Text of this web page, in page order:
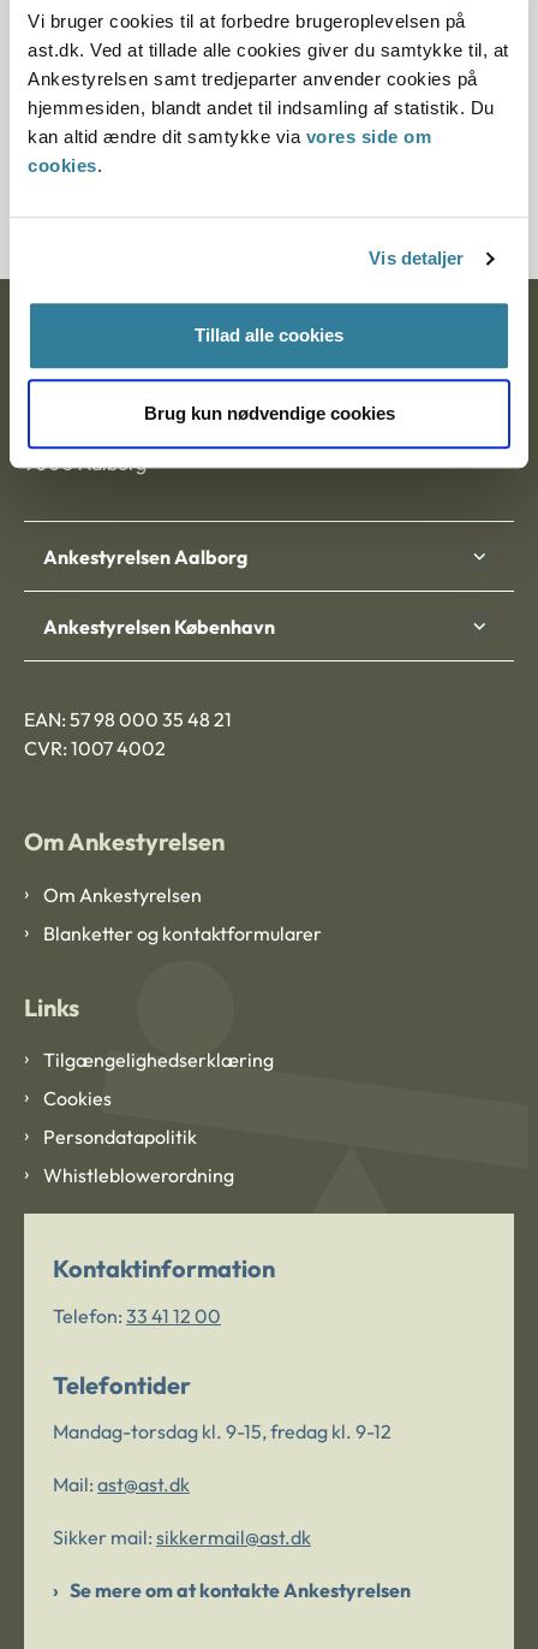
Vi bruger cookies til at forbedre brugeroplevelsen på
ast.dk. Ved at tillade alle cookies giver du samtykke til, at
Ankestyrelsen samt tredjeparter anvender cookies på
hjemmesiden, blandt andet til indsamling af statistik. Du
kan altid ændre dit samtykke via vores side om
cookies.
Vis detaljer
Tillad alle cookies
Brug kun nødvendige cookies
Paragraf
§ 27 § 24
Journalnummer
Postadresse:
9000 Aalborg
Ankestyrelsen Aalborg
Ankestyrelsen København
EAN: 57 98 000 35 48 21
CVR: 1007 4002
Om Ankestyrelsen
Om Ankestyrelsen
Blanketter og kontaktformularer
Links
Tilgængelighedserklæring
Cookies
Persondatapolitik
Whistleblowerordning
Kontaktinformation
Telefon: 33 41 12 00
Telefontider
Mandag-torsdag kl. 9-15, fredag kl. 9-12
Mail: ast@ast.dk
Sikker mail: sikkermail@ast.dk
Se mere om at kontakte Ankestyrelsen